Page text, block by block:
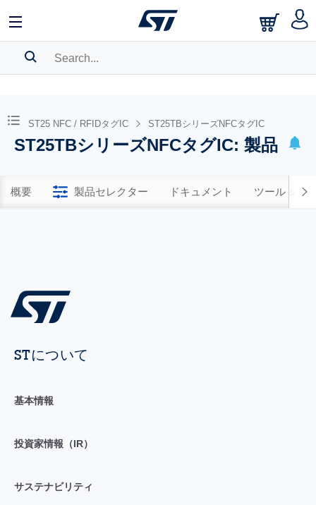
BOOKMARK
Pleaselog into show your saved searches.
ST25 NFC / RFIDタグIC ST25TBシリーズNFCタグIC
ST25TBシリーズNFCタグIC: 製品
概要 製品セレクター ドキュメント ツール & ソ
STについて
基本情報
投資家情報（IR）
サステナビリティ